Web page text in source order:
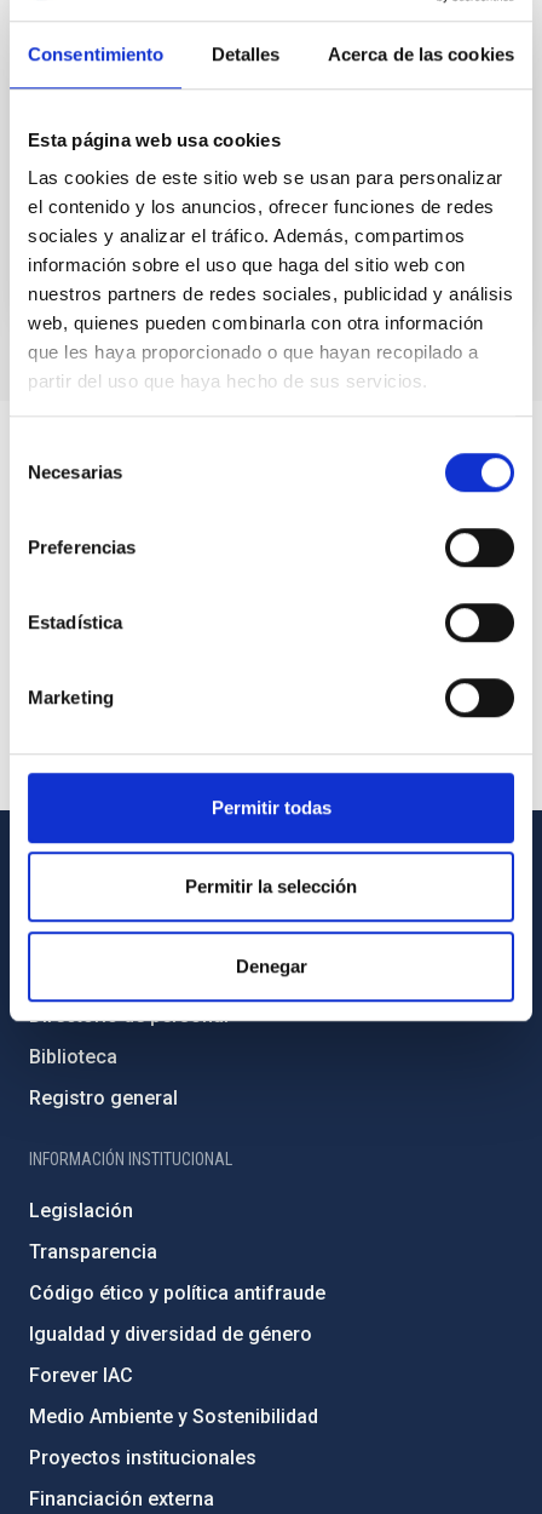
Consentimiento Detalles Acerca de las cookies
Esta página web usa cookies
Las cookies de este sitio web se usan para personalizar
el contenido y los anuncios, ofrecer funciones de redes
sociales y analizar el tráfico. Además, compartimos
información sobre el uso que haga del sitio web con
nuestros partners de redes sociales, publicidad y análisis
web, quienes pueden combinarla con otra información
que les haya proporcionado o que hayan recopilado a
partir del uso que haya hecho de sus servicios.
Necesarias
Preferencias
Estadística
Marketing
Permitir todas
Permitir la selección
Denegar
INSTALACIÓN
Stellar Observations Network Group
manufactured by ASTELCO Systems GmbH. It can
slew between objects with a speed of up to 20 º/s
and has a...
INFORMACIÓN GENERAL
Contacto
Directorio de personal
Biblioteca
Registro general
INFORMACIÓN INSTITUCIONAL
Legislación
Transparencia
Código ético y política antifraude
Igualdad y diversidad de género
Forever IAC
Medio Ambiente y Sostenibilidad
Proyectos institucionales
Financiación externa